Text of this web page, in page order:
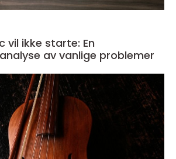
vil ikke starte: En
av vanlige problemer